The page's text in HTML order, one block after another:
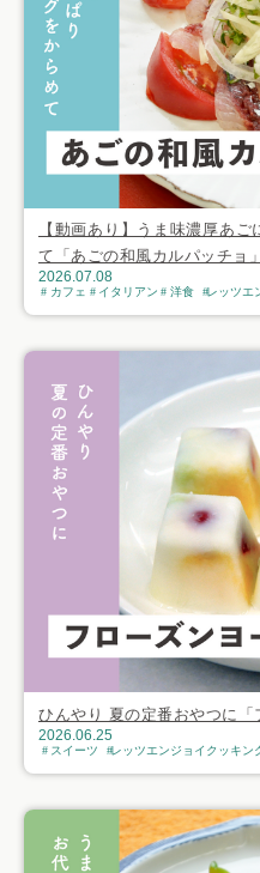
【動画あり】うま味濃厚あ
て「あごの和風カルパッチョ」
2026.07.08
カフェ イタリアン 洋食 レッツエ
ひんやり 夏の定番おやつに「
2026.06.25
スイーツ レッツエンジョイクッキン